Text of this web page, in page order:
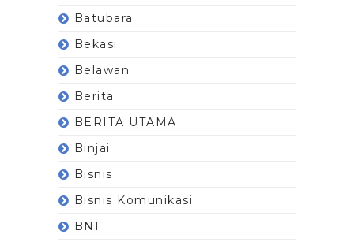
Batubara
Bekasi
Belawan
Berita
BERITA UTAMA
Binjai
Bisnis
Bisnis Komunikasi
BNI